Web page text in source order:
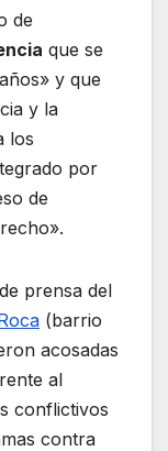
de
que se
y que
y la
los
por
de
prensa del
(barrio
acosadas
al
conflictivos
contra